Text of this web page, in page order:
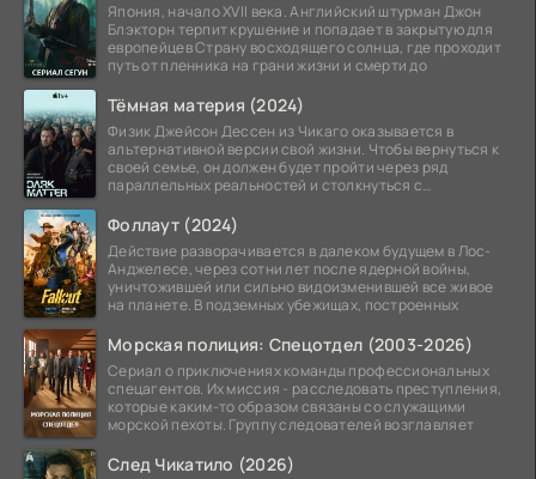
Япония, начало XVII века. Английский штурман Джон
Блэкторн терпит крушение и попадает в закрытую для
европейцев Страну восходящего солнца, где проходит
путь от пленника на грани жизни и смерти до
Тёмная материя (2024)
Физик Джейсон Дессен из Чикаго оказывается в
альтернативной версии свой жизни. Чтобы вернуться к
своей семье, он должен будет пройти через ряд
параллельных реальностей и столкнуться с
Фоллаут (2024)
Действие разворачивается в далеком будущем в Лос-
Анджелесе, через сотни лет после ядерной войны,
уничтожившей или сильно видоизменившей все живое
на планете. В подземных убежищах, построенных
Морская полиция: Спецотдел (2003-2026)
Сериал о приключениях команды профессиональных
спецагентов. Их миссия - расследовать преступления,
которые каким-то образом связаны со служащими
морской пехоты. Группу следователей возглавляет
След Чикатило (2026)